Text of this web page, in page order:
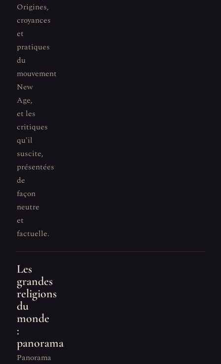
Origines,
croyances
et
pratiques
du
mouvement
New
Age,
et les
critiques
qu'il
suscite,
présentées
de
façon
neutre
et
factuelle.
Les
grandes
religions
du
monde
:
panorama
Panorama